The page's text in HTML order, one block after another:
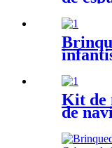
A018
Kit de
de
ZC-